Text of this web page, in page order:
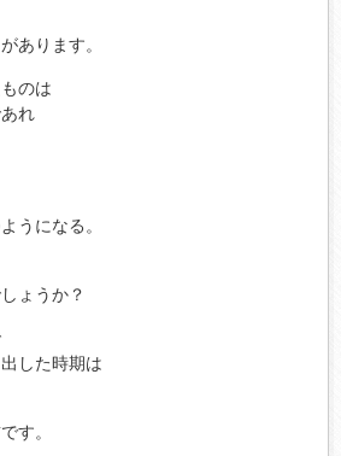
あります。
のは
れ
になる。
ょうか？
した時期は
す。